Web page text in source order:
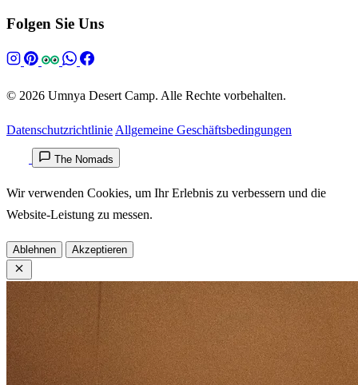
Folgen Sie Uns
© 2026 Umnya Desert Camp. Alle Rechte vorbehalten.
Datenschutzrichtlinie Allgemeine Geschäftsbedingungen
The Nomads
Wir verwenden Cookies, um Ihr Erlebnis zu verbessern und die
Website-Leistung zu messen.
Ablehnen Akzeptieren